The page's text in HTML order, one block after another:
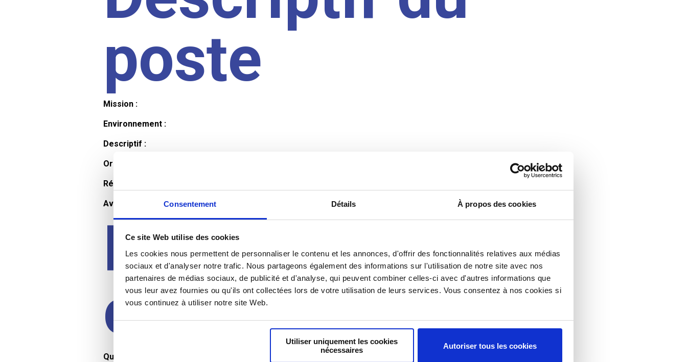
Consentement Détails À propos des cookies
Ce site Web utilise des cookies
Les cookies nous permettent de personnaliser le contenu et les annonces, d'offrir des fonctionnalités relatives aux médias
sociaux et d'analyser notre trafic. Nous partageons également des informations sur l'utilisation de notre site avec nos
partenaires de médias sociaux, de publicité et d'analyse, qui peuvent combiner celles-ci avec d'autres informations que
vous leur avez fournies ou qu'ils ont collectées lors de votre utilisation de leurs services. Vous consentez à nos cookies si
vous continuez à utiliser notre site Web.
Utiliser uniquement les cookies
nécessaires
Autoriser tous les cookies
poste
Mission :
Environnement :
Descriptif :
Organisation et horaires :
Rémunération :
Avantages :
Profil du
candidat
Qualifications et diplômes :